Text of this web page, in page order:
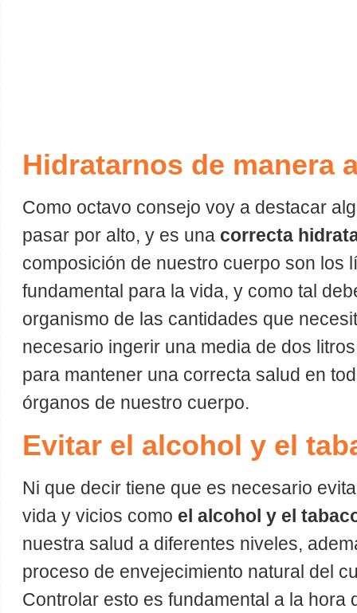
Hidratarnos de manera
Como octavo consejo voy a destacar
pasar por alto, y es una correcta
composición de nuestro cuerpo son los
fundamental para la vida, y como tal
organismo de las cantidades que
necesario ingerir una media de dos
para mantener una correcta salud en
órganos de nuestro cuerpo.
Evitar el alcohol y el
Ni que decir tiene que es necesario
vida y vicios como el alcohol y el
nuestra salud a diferentes niveles,
proceso de envejecimiento natural del
Controlar esto es fundamental a la hora